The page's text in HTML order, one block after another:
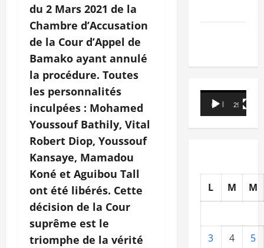
du 2 Mars 2021 de la
Chambre d’Accusation
de la Cour d’Appel de
Bamako ayant annulé
la procédure. Toutes
les personnalités
inculpées : Mohamed
Youssouf Bathily, Vital
Robert Diop, Youssouf
Kansaye, Mamadou
Koné et Aguibou Tall
ont été libérés. Cette
décision de la Cour
suprême est le
triomphe de la vérité
Lecteur
vidéo
00:00 29:21
L M M
3 4
5